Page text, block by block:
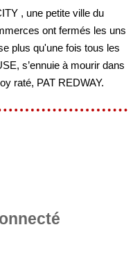
, une petite ville du
ont fermés les uns
plus qu'une fois tous les
s’ennuie à mourir dans
raté, PAT REDWAY.